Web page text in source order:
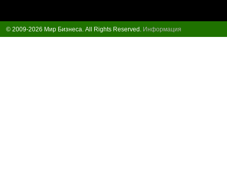
© 2009-2026 Мир Бизнеса. All Rights Reserved. Информация